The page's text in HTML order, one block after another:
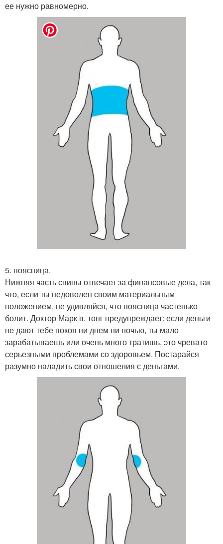
ее нужно равномерно.
5. поясница.
Нижняя часть спины отвечает за финансовые дела, так
что, если ты недоволен своим материальным
положением, не удивляйся, что поясница частенько
болит. Доктор Марк в. тонг предупреждает: если деньги
не дают тебе покоя ни днем ни ночью, ты мало
зарабатываешь или очень много тратишь, это чревато
серьезными проблемами со здоровьем. Постарайся
разумно наладить свои отношения с деньгами.